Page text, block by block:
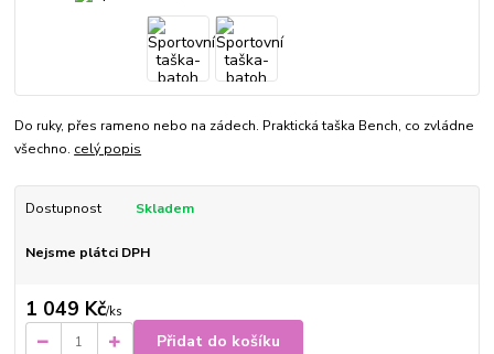
Do ruky, přes rameno nebo na zádech. Praktická taška Bench, co zvládne
všechno. celý popis
Dostupnost Skladem
Nejsme plátci DPH
1 049 Kč/ks
Přidat do košíku